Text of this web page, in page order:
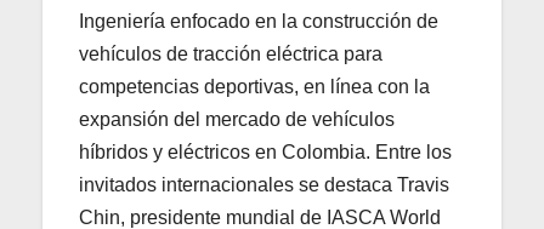
Ingeniería enfocado en la construcción de
vehículos de tracción eléctrica para
competencias deportivas, en línea con la
expansión del mercado de vehículos
híbridos y eléctricos en Colombia. Entre los
invitados internacionales se destaca Travis
Chin, presidente mundial de IASCA World